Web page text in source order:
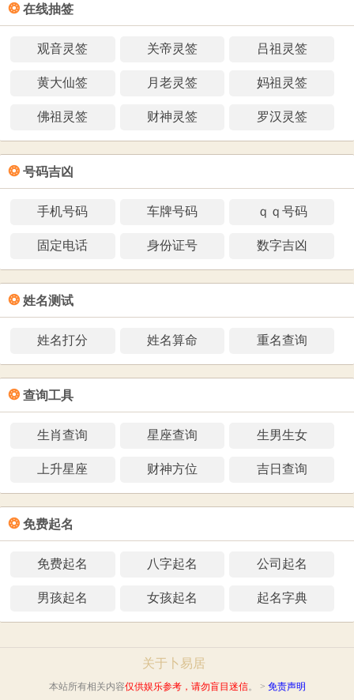
❂ 在线抽签
观音灵签 关帝灵签 吕祖灵签
黄大仙签 月老灵签 妈祖灵签
佛祖灵签 财神灵签 罗汉灵签
❂ 号码吉凶
手机号码 车牌号码 ｑｑ号码
固定电话 身份证号 数字吉凶
❂ 姓名测试
姓名打分 姓名算命 重名查询
❂ 查询工具
生肖查询 星座查询 生男生女
上升星座 财神方位 吉日查询
❂ 免费起名
免费起名 八字起名 公司起名
男孩起名 女孩起名 起名字典
关于卜易居
本站所有相关内容仅供娱乐参考，请勿盲目迷信。 > 免责声明